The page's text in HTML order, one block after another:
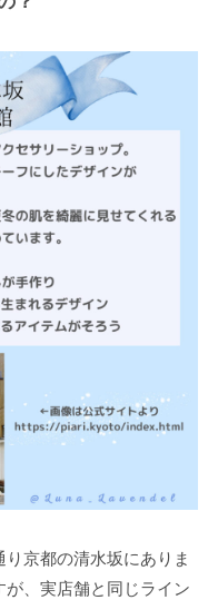
京都の清水坂にありま
、実店舗と同じライン